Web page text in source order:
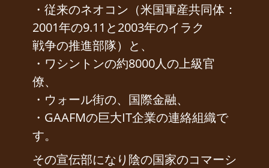
・従来のネオコン（米国軍産共同体：
2001年の9.11と2003年のイラク
戦争の推進部隊）と、
・ワシントンの約8000人の上級官
僚、
・ウォール街の、国際金融、
・GAAFMの巨大IT企業の連絡組織で
す。
その宣伝部になり陰の国家のコマーシ